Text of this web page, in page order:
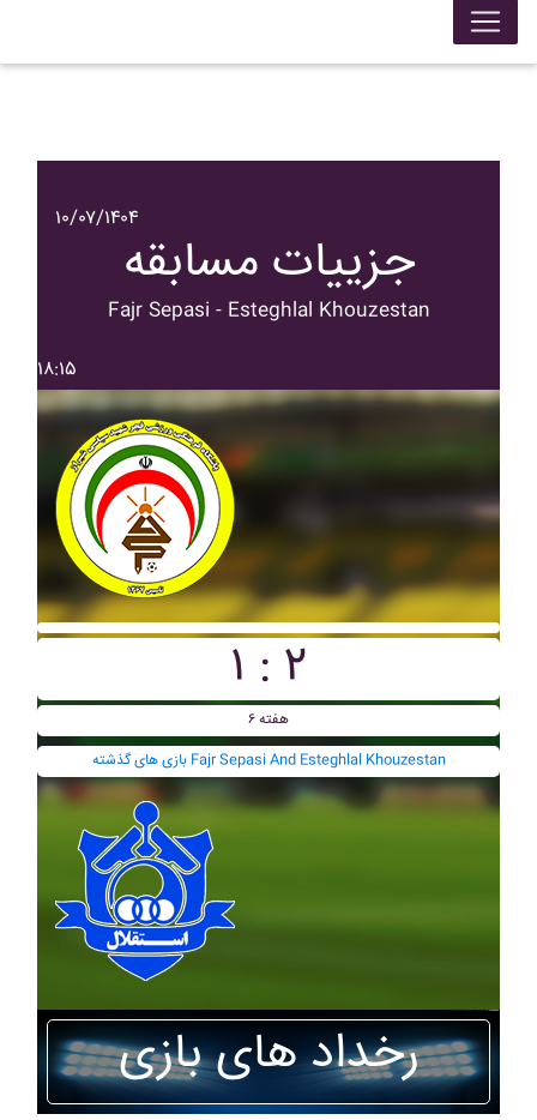
۱۰/۰۷/۱۴۰۴
جزییات مسابقه
Fajr Sepasi - Esteghlal Khouzestan
۱۸:۱۵
۱ : ۲
هفته ۶
بازی های گذشته Fajr Sepasi And Esteghlal Khouzestan
رخداد های بازی